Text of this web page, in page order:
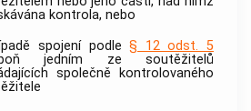
kontrola, nebo
spojení podle§ 12 odst. 5
jedním ze soutěžitelů
společně kontrolovaného